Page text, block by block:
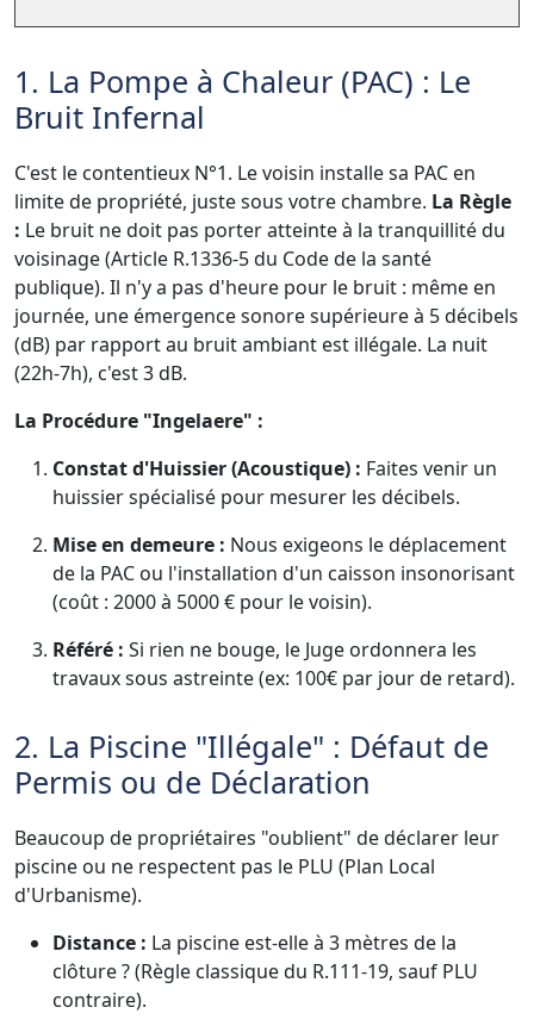
1. La Pompe à Chaleur (PAC) : Le
Bruit Infernal
C'est le contentieux N°1. Le voisin installe sa PAC en
limite de propriété, juste sous votre chambre. La Règle
: Le bruit ne doit pas porter atteinte à la tranquillité du
voisinage (Article R.1336-5 du Code de la santé
publique). Il n'y a pas d'heure pour le bruit : même en
journée, une émergence sonore supérieure à 5 décibels
(dB) par rapport au bruit ambiant est illégale. La nuit
(22h-7h), c'est 3 dB.
La Procédure "Ingelaere" :
Constat d'Huissier (Acoustique) : Faites venir un
huissier spécialisé pour mesurer les décibels.
Mise en demeure : Nous exigeons le déplacement
de la PAC ou l'installation d'un caisson insonorisant
(coût : 2000 à 5000 € pour le voisin).
Référé : Si rien ne bouge, le Juge ordonnera les
travaux sous astreinte (ex: 100€ par jour de retard).
2. La Piscine "Illégale" : Défaut de
Permis ou de Déclaration
Beaucoup de propriétaires "oublient" de déclarer leur
piscine ou ne respectent pas le PLU (Plan Local
d'Urbanisme).
Distance : La piscine est-elle à 3 mètres de la
clôture ? (Règle classique du R.111-19, sauf PLU
contraire).